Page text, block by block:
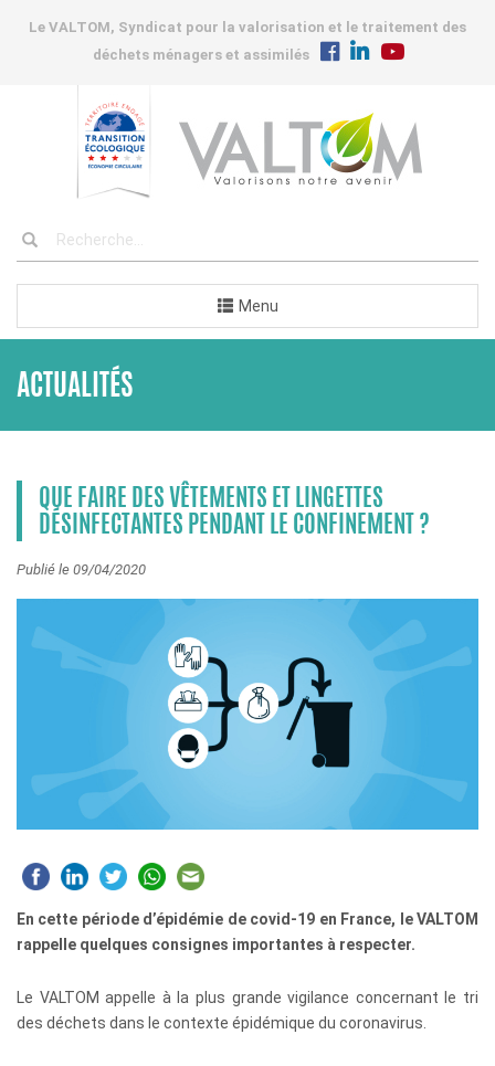
Le VALTOM, Syndicat pour la valorisation et le traitement des
déchets ménagers et assimilés
Menu
ACTUALITÉS
QUE FAIRE DES VÊTEMENTS ET LINGETTES
DÉSINFECTANTES PENDANT LE CONFINEMENT ?
Publié le 09/04/2020
En cette période d’épidémie de covid-19 en France, le VALTOM
rappelle quelques consignes importantes à respecter.
Le VALTOM appelle à la plus grande vigilance concernant le tri
des déchets dans le contexte épidémique du coronavirus.